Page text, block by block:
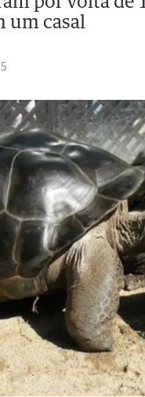
um casal